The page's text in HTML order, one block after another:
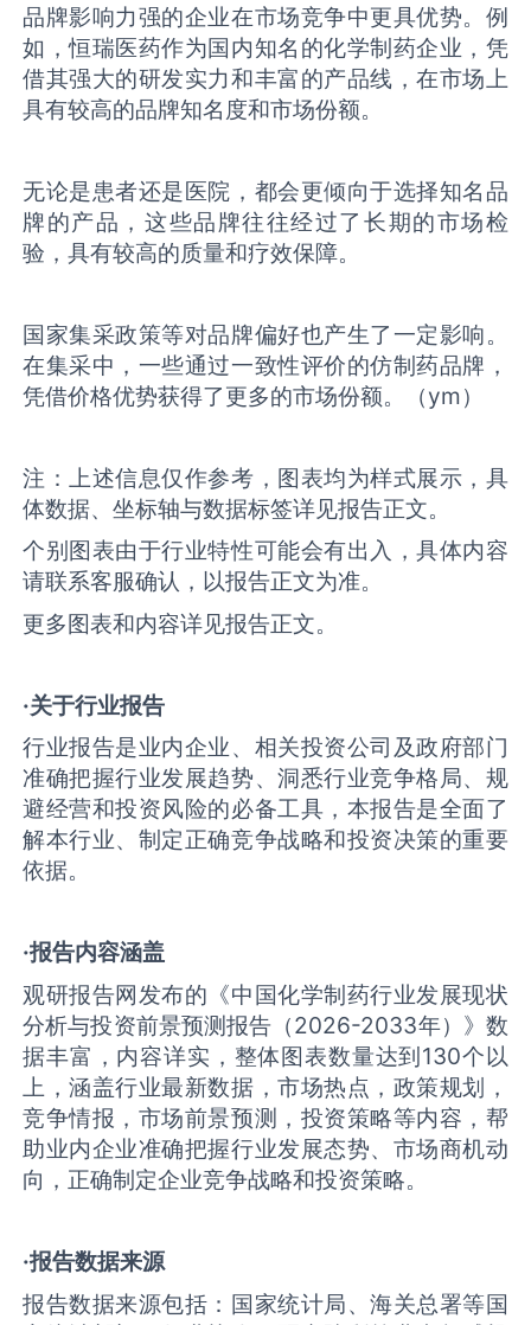
品牌影响力强的企业在市场竞争中更具优势。例
如，恒瑞医药作为国内知名的化学制药企业，凭
借其强大的研发实力和丰富的产品线，在市场上
具有较高的品牌知名度和市场份额。
无论是患者还是医院，都会更倾向于选择知名品
牌的产品，这些品牌往往经过了长期的市场检
验，具有较高的质量和疗效保障。
国家集采政策等对品牌偏好也产生了一定影响。
在集采中，一些通过一致性评价的仿制药品牌，
凭借价格优势获得了更多的市场份额。（ym）
注：上述信息仅作参考，图表均为样式展示，具
体数据、坐标轴与数据标签详见报告正文。
个别图表由于行业特性可能会有出入，具体内容
请联系客服确认，以报告正文为准。
更多图表和内容详见报告正文。
·关于行业报告
行业报告是业内企业、相关投资公司及政府部门
准确把握行业发展趋势、洞悉行业竞争格局、规
避经营和投资风险的必备工具，本报告是全面了
解本行业、制定正确竞争战略和投资决策的重要
依据。
·报告内容涵盖
观研报告网发布的《中国化学制药行业发展现状
分析与投资前景预测报告（2026-2033年）》数
据丰富，内容详实，整体图表数量达到130个以
上，涵盖行业最新数据，市场热点，政策规划，
竞争情报，市场前景预测，投资策略等内容，帮
助业内企业准确把握行业发展态势、市场商机动
向，正确制定企业竞争战略和投资策略。
·报告数据来源
报告数据来源包括：国家统计局、海关总署等国